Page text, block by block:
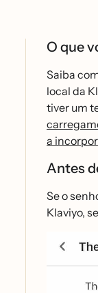
O que
Saiba
local da
tiver um
a
Antes
Se o
Klaviyo,